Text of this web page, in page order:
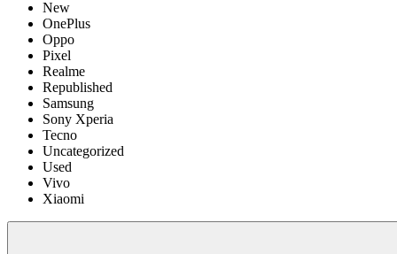
New
OnePlus
Oppo
Pixel
Realme
Republished
Samsung
Sony Xperia
Tecno
Uncategorized
Used
Vivo
Xiaomi